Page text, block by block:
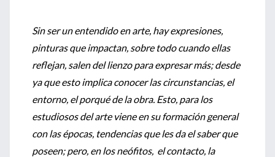
Sin ser un entendido en arte, hay expresiones,
pinturas que impactan, sobre todo cuando ellas
reflejan, salen del lienzo para expresar más; desde
ya que esto implica conocer las circunstancias, el
entorno, el porqué de la obra. Esto, para los
estudiosos del arte viene en su formación general
con las épocas, tendencias que les da el saber que
poseen; pero, en los neófitos, el contacto, la